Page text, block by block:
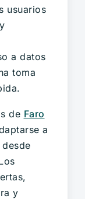
usuarios
a datos
toma
de Faro
a
y